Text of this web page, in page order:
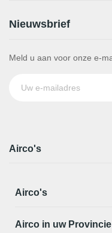
Nieuwsbrief
Meld u aan voor onze e-
Airco's
Airco's
Airco in uw Provincie